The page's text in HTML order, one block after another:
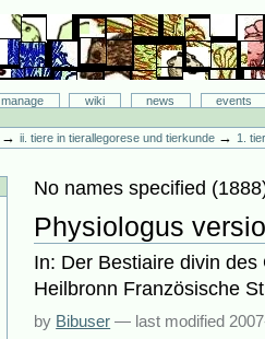
manage wiki news
events
→ii. tiere in tierallegorese und tierkunde →1.
No names specified (1888
Physiologus
In: Der Bestiaire divin
Heilbronn Französische
by Bibuser — last modified